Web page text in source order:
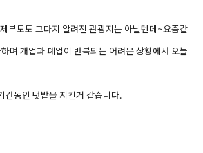
부도도 그다지 알려진 관광지는 아닐텐데~요즘같
며 개업과 폐업이 반복되는 어려운 상황에서 오늘
간동안 텃밭을 지킨거 같습니다.